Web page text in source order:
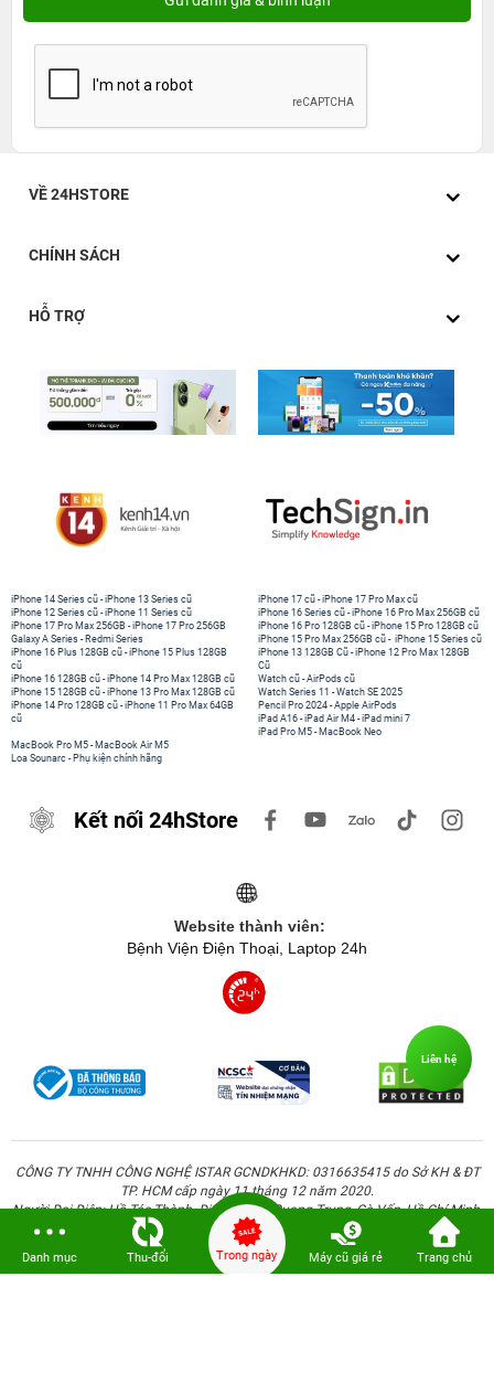
VỀ 24HSTORE
CHÍNH SÁCH
HỖ TRỢ
iPhone 14 Series cũ -iPhone 13 Series cũ
iPhone 12 Series cũ -iPhone 11 Series cũ
iPhone 17 Pro Max 256GB -iPhone 17 Pro 256GB
Galaxy A Series - Redmi Series
iPhone 17 cũ -iPhone 17 Pro Max cũ
iPhone 16 Series cũ - iPhone 16 Pro Max 256GB cũ
iPhone 16 Pro 128GB cũ -iPhone 15 Pro 128GB cũ
iPhone 15 Pro Max 256GB cũ - iPhone 15 Series cũ
iPhone 16 Plus 128GB cũ -iPhone 15 Plus 128GB
cũ
iPhone 16 128GB cũ -iPhone 14 Pro Max 128GB cũ
iPhone 15 128GB cũ -iPhone 13 Pro Max 128GB cũ
iPhone 14 Pro 128GB cũ -iPhone 11 Pro Max 64GB
cũ
iPhone 13 128GB Cũ -iPhone 12 Pro Max 128GB
Cũ
Watch cũ -AirPods cũ
Watch Series 11 -Watch SE 2025
Pencil Pro 2024 -Apple AirPods
iPad A16 -iPad Air M4 -iPad mini 7
iPad Pro M5 - MacBook Neo
MacBook Pro M5 - MacBook Air M5
Loa Sounarc - Phụ kiện chính hãng
Kết nối 24hStore
Website thành viên:
Bệnh Viện Điện Thoại, Laptop 24h
CÔNG TY TNHH CÔNG NGHỆ ISTAR GCNDKHKD: 0316635415 do Sở KH & ĐT
TP. HCM cấp ngày 11 tháng 12 năm 2020.
Người Đại Diện: Hồ Tác Thành. Địa chỉ: 389 Quang Trung, Gò Vấp, Hồ Chí Minh.
Danh mục Thu-đổi Trong ngày Máy cũ giá rẻ Trang chủ
Liên hệ